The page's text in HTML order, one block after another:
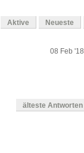
Aktive Neueste
08 Feb
älteste Antworten